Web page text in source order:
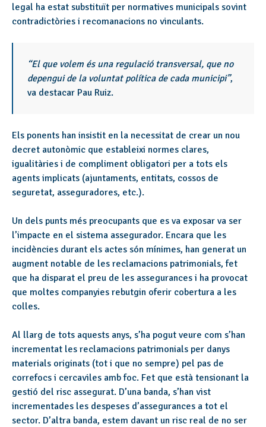
legal ha estat substituït per normatives municipals sovint
contradictòries i recomanacions no vinculants.
“El que volem és una regulació transversal, que no
depengui de la voluntat política de cada municipi”,
va destacar Pau Ruiz.
Els ponents han insistit en la necessitat de crear un nou
decret autonòmic que estableixi normes clares,
igualitàries i de compliment obligatori per a tots els
agents implicats (ajuntaments, entitats, cossos de
seguretat, asseguradores, etc.).
Un dels punts més preocupants que es va exposar va ser
l’impacte en el sistema assegurador. Encara que les
incidències durant els actes són mínimes, han generat un
augment notable de les reclamacions patrimonials, fet
que ha disparat el preu de les assegurances i ha provocat
que moltes companyies rebutgin oferir cobertura a les
colles.
Al llarg de tots aquests anys, s’ha pogut veure com s’han
incrementat les reclamacions patrimonials per danys
materials originats (tot i que no sempre) pel pas de
correfocs i cercaviles amb foc. Fet que està tensionant la
gestió del risc assegurat. D’una banda, s’han vist
incrementades les despeses d’assegurances a tot el
sector. D’altra banda, estem davant un risc real de no ser